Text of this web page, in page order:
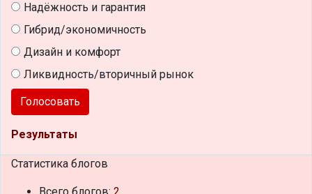
Надёжность и гарантия
Гибрид/экономичность
Дизайн и комфорт
Ликвидность/вторичный рынок
Голосовать
Результаты
Статистика блогов